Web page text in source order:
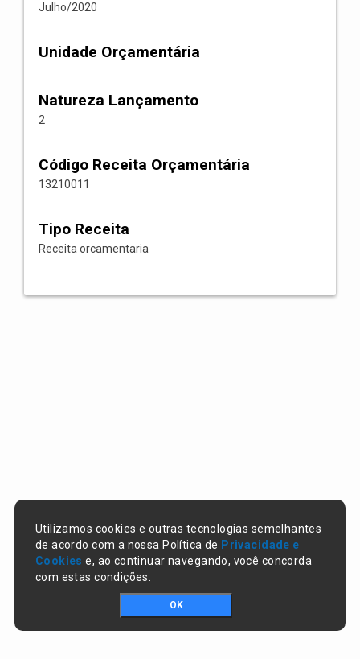
Julho/2020
Unidade Orçamentária
Natureza Lançamento
2
Código Receita Orçamentária
13210011
Tipo Receita
Receita orcamentaria
Utilizamos cookies e outras tecnologias semelhantes
de acordo com a nossa Política de Privacidade e
Cookies e, ao continuar navegando, você concorda
com estas condições.
OK